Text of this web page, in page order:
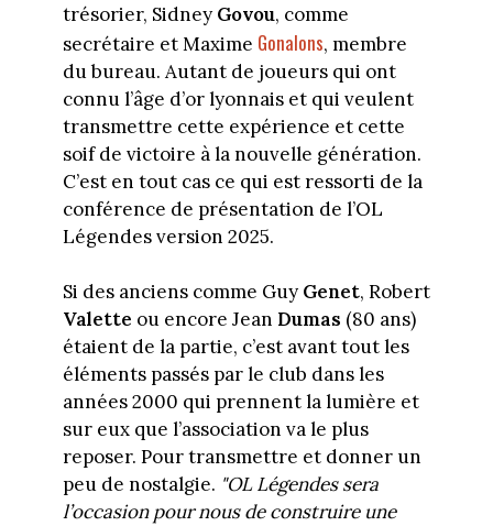
trésorier, Sidney Govou, comme
secrétaire et Maxime Gonalons, membre
du bureau. Autant de joueurs qui ont
connu l’âge d’or lyonnais et qui veulent
transmettre cette expérience et cette
soif de victoire à la nouvelle génération.
C’est en tout cas ce qui est ressorti de la
conférence de présentation de l’OL
Légendes version 2025.
Si des anciens comme Guy Genet, Robert
Valette ou encore Jean Dumas (80 ans)
étaient de la partie, c’est avant tout les
éléments passés par le club dans les
années 2000 qui prennent la lumière et
sur eux que l’association va le plus
reposer. Pour transmettre et donner un
peu de nostalgie. "OL Légendes sera
l’occasion pour nous de construire une